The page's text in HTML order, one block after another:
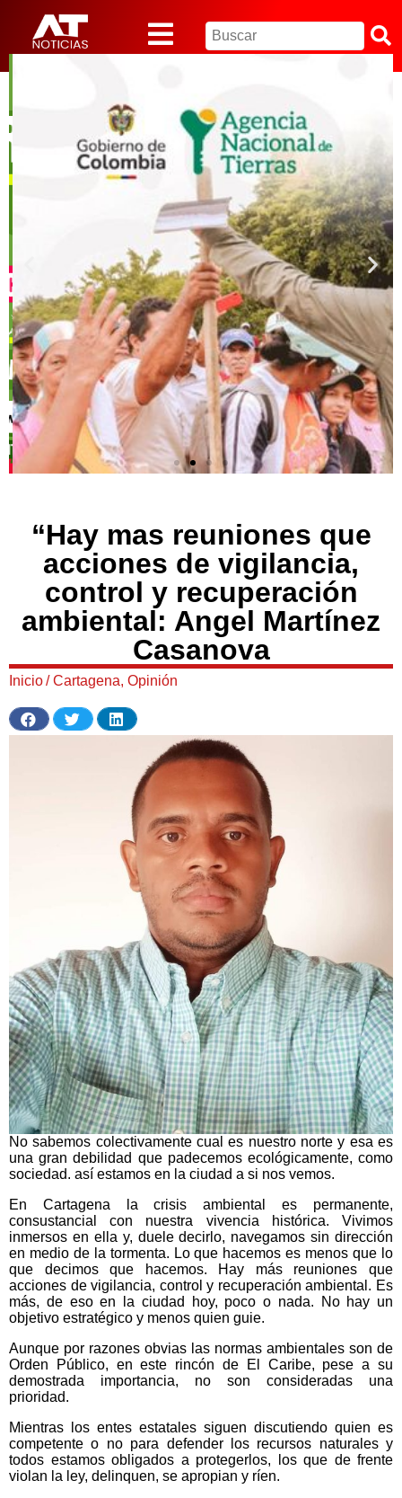
“Hay mas reuniones que
acciones de vigilancia,
control y recuperación
ambiental: Angel Martínez
Casanova
Inicio/ Cartagena, Opinión
No sabemos colectivamente cual es nuestro norte y esa es
una gran debilidad que padecemos ecológicamente, como
sociedad. así estamos en la ciudad a si nos vemos.
En Cartagena la crisis ambiental es permanente,
consustancial con nuestra vivencia histórica. Vivimos
inmersos en ella y, duele decirlo, navegamos sin dirección
en medio de la tormenta. Lo que hacemos es menos que lo
que decimos que hacemos. Hay más reuniones que
acciones de vigilancia, control y recuperación ambiental. Es
más, de eso en la ciudad hoy, poco o nada. No hay un
objetivo estratégico y menos quien guie.
Aunque por razones obvias las normas ambientales son de
Orden Público, en este rincón de El Caribe, pese a su
demostrada importancia, no son consideradas una
prioridad.
Mientras los entes estatales siguen discutiendo quien es
competente o no para defender los recursos naturales y
todos estamos obligados a protegerlos, los que de frente
violan la ley, delinquen, se apropian y ríen.